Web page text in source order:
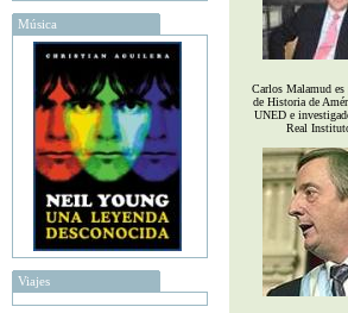
Música
Viajes
Carlos Malamud
de Historia de
UNED e
Real